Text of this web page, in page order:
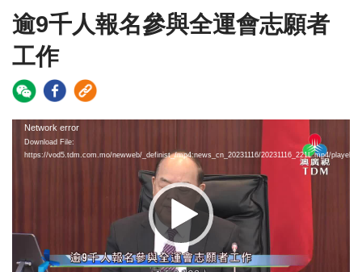
逾9千人報名參與全運會志願者
工作
Video
Player
Network error
Download File:
https://vod5.tdm.com.mo/newweb/_definist_/mp4:news_cn_20231116/20231116_221L.mp4/